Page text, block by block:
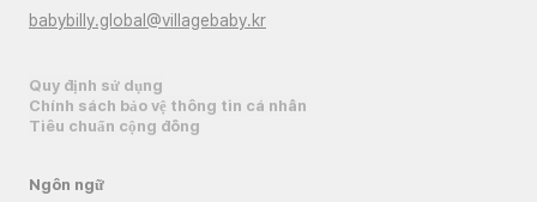
babybilly.global@villagebaby.kr
Quy định sử dụng
Chính sách bảo vệ thông tin cá nhân
Tiêu chuẩn cộng đồng
Ngôn ngữ